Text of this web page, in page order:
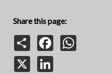
Share this page:
Share
Facebook